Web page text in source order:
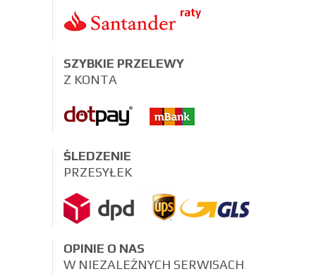
SZYBKIE PRZELEWY
Z KONTA
ŚLEDZENIE
PRZESYŁEK
OPINIE O NAS
W NIEZALEŻNYCH SERWISACH